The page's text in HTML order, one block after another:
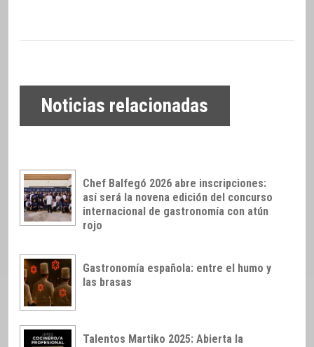
Noticias relacionadas
Chef Balfegó 2026 abre inscripciones:
así será la novena edición del concurso
internacional de gastronomía con atún
rojo
Gastronomía española: entre el humo y
las brasas
Talentos Martiko 2025: Abierta la